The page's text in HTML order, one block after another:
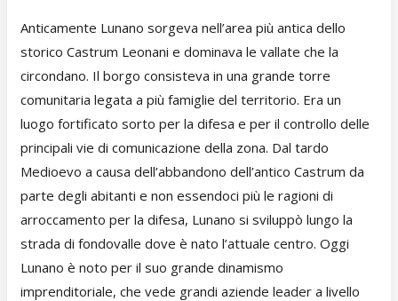
Anticamente Lunano sorgeva nell’area più antica dello
storico Castrum Leonani e dominava le vallate che la
circondano. Il borgo consisteva in una grande torre
comunitaria legata a più famiglie del territorio. Era un
luogo fortificato sorto per la difesa e per il controllo delle
principali vie di comunicazione della zona. Dal tardo
Medioevo a causa dell’abbandono dell’antico Castrum da
parte degli abitanti e non essendoci più le ragioni di
arroccamento per la difesa, Lunano si sviluppò lungo la
strada di fondovalle dove è nato l’attuale centro. Oggi
Lunano è noto per il suo grande dinamismo
imprenditoriale, che vede grandi aziende leader a livello